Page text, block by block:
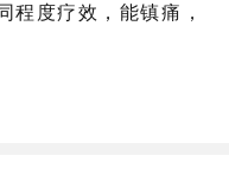
程度疗效，能镇痛，